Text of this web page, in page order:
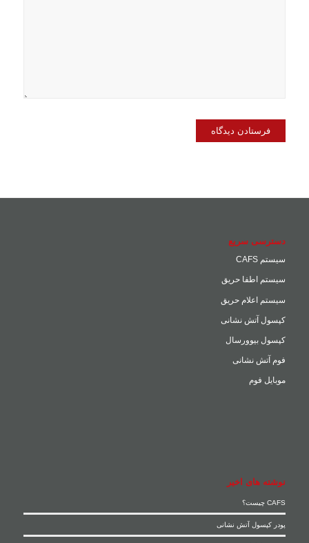
دسترسی سریع
سیستم CAFS
سیستم اطفا حریق
سیستم اعلام حریق
کپسول آتش نشانی
کپسول بیوورسال
فوم آتش نشانی
موبایل فوم
نوشته های اخیر
CAFS چیست؟
پودر کپسول آتش نشانی